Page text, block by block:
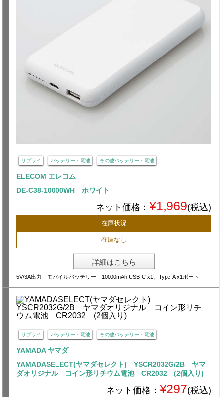
サプライ バッテリー・電池 その他バッテリー・電池
ELECOM エレコム
DE-C38-10000WH ホワイト
ネット価格： ¥1,969(税込)
在庫状況
在庫なし
詳細はこちら
5V/3A出力 モバイルバッテリー 10000mAh USB-C x1、Type-A x1ポート
サプライ バッテリー・電池 その他バッテリー・電池
YAMADA ヤマダ
YAMADASELECT(ヤマダセレクト) YSCR2032G/2B ヤマ
ダオリジナル コイン形リチウム電池 CR2032 (2個入り)
ネット価格： ¥297(税込)